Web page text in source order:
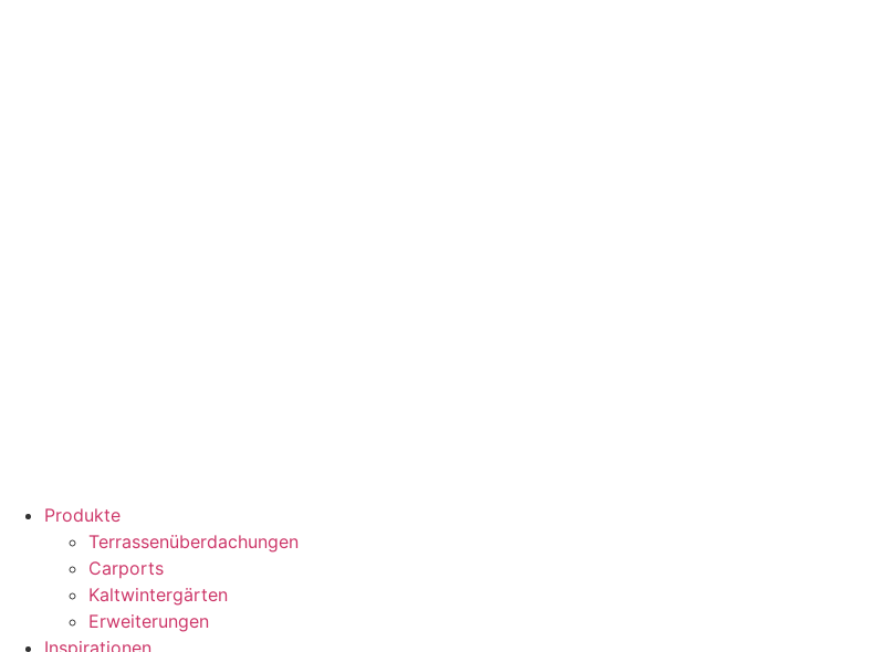
Produkte
Terrassenüberdachungen
Carports
Kaltwintergärten
Erweiterungen
Inspirationen